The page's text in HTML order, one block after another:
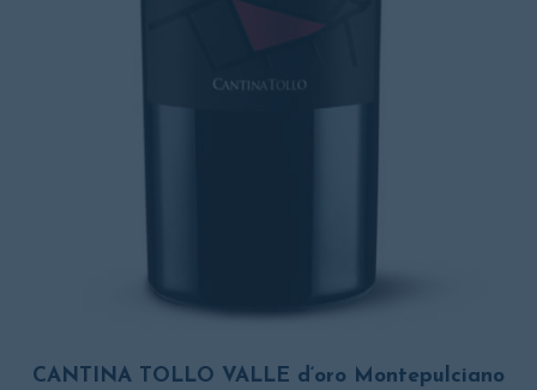
CANTINA TOLLO VALLE d‘oro Montepulciano